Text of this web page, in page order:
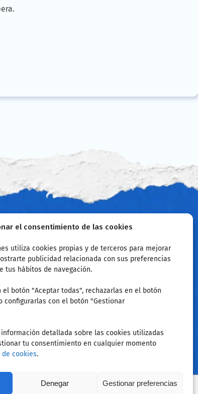
el consentimiento de las cookies
utiliza cookies propias y de terceros para mejorar
publicidad relacionada con sus preferencias
tus hábitos de navegación.
el botón "Aceptar todas", rechazarlas en el botón
configurarlas con el botón "Gestionar
detallada sobre las cookies utilizadas
tu consentimiento en cualquier momento
cookies.
Denegar Gestionar preferencias
Sobre mí
Hola, Soy Fran Nortes. Llevo desde el 2004
como preparador de oposiciones junto a mi
profesores. Somos expertos en legislación
educativa e impartimos ponencias y
Saber más